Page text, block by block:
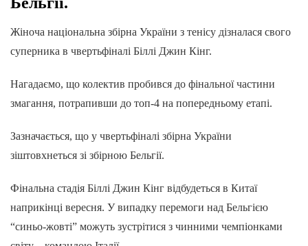
Жіноча національна збірна України з тенісу дізналася свого
суперника в чвертьфіналі Біллі Джин Кінг.
Нагадаємо, що колектив пробився до фінальної частини
змагання, потрапивши до топ-4 на попередньому етапі.
Зазначається, що у чвертьфіналі збірна України
зіштовхнеться зі збірною Бельгії.
Фінальна стадія Біллі Джин Кінг відбудеться в Китаї
наприкінці вересня. У випадку перемоги над Бельгією
“синьо-жовті” можуть зустрітися з чинними чемпіонками